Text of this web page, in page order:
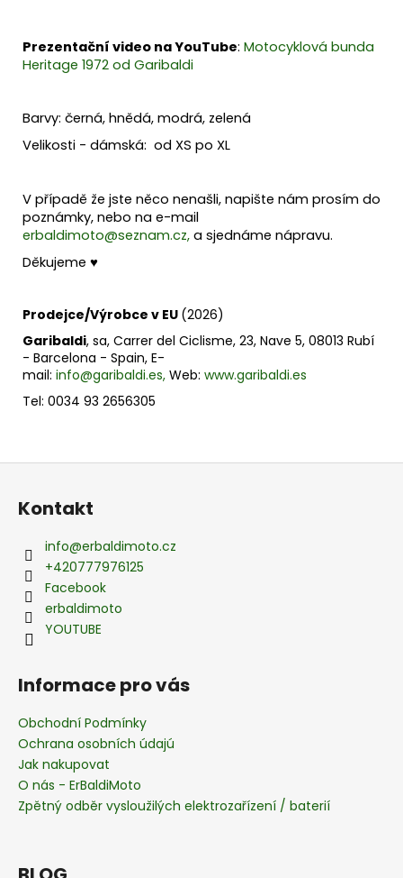
Prezentační video na YouTube: Motocyklová bunda
Heritage 1972 od Garibaldi
Barvy: černá, hnědá, modrá, zelená
Velikosti - dámská: od XS po XL
V případě že jste něco nenašli, napište nám prosím do
poznámky, nebo na e-mail
erbaldimoto@seznam.cz, a sjednáme nápravu.
Děkujeme ♥
Prodejce/Výrobce v EU (2026)
Garibaldi, sa, Carrer del Ciclisme, 23, Nave 5, 08013 Rubí
- Barcelona - Spain, E-
mail: info@garibaldi.es, Web: www.garibaldi.es
Tel: 0034 93 2656305
Z
Kontakt
info@erbaldimoto.cz
+420777976125
Facebook
erbaldimoto
YOUTUBE
Informace pro vás
Obchodní Podmínky
Ochrana osobních údajú
Jak nakupovat
O nás - ErBaldiMoto
Zpětný odběr vysloužilých elektrozařízení / baterií